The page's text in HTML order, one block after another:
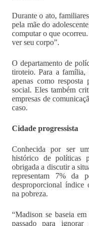
Durante o ato,
pela mãe do
computar o que
ver seu corpo”.
O departamento de
tiroteio. Para a família,
apenas como
social. Eles também
empresas de
caso.
Cidade progressista
Conhecida por ser
histórico de políticas
obrigada a discutir a
representam 7% da
desproporcional índice
na pobreza.
“Madison se baseia
passado para